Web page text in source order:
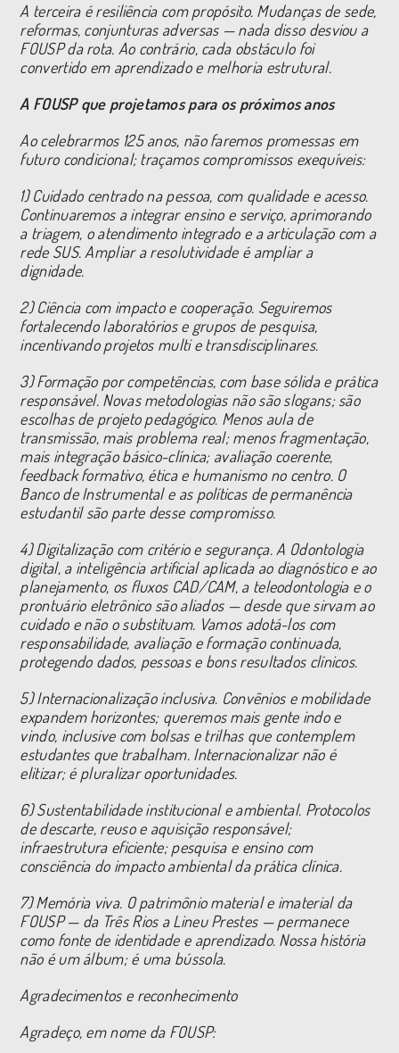
A terceira é resiliência com propósito. Mudanças de sede,
reformas, conjunturas adversas — nada disso desviou a
FOUSP da rota. Ao contrário, cada obstáculo foi
convertido em aprendizado e melhoria estrutural.
A FOUSP que projetamos para os próximos anos
Ao celebrarmos 125 anos, não faremos promessas em
futuro condicional; traçamos compromissos exequíveis:
1) Cuidado centrado na pessoa, com qualidade e acesso.
Continuaremos a integrar ensino e serviço, aprimorando
a triagem, o atendimento integrado e a articulação com a
rede SUS. Ampliar a resolutividade é ampliar a
dignidade.
2) Ciência com impacto e cooperação. Seguiremos
fortalecendo laboratórios e grupos de pesquisa,
incentivando projetos multi e transdisciplinares.
3) Formação por competências, com base sólida e prática
responsável. Novas metodologias não são slogans; são
escolhas de projeto pedagógico. Menos aula de
transmissão, mais problema real; menos fragmentação,
mais integração básico-clínica; avaliação coerente,
feedback formativo, ética e humanismo no centro. O
Banco de Instrumental e as políticas de permanência
estudantil são parte desse compromisso.
4) Digitalização com critério e segurança. A Odontologia
digital, a inteligência artificial aplicada ao diagnóstico e ao
planejamento, os fluxos CAD/CAM, a teleodontologia e o
prontuário eletrônico são aliados — desde que sirvam ao
cuidado e não o substituam. Vamos adotá-los com
responsabilidade, avaliação e formação continuada,
protegendo dados, pessoas e bons resultados clínicos.
5) Internacionalização inclusiva. Convênios e mobilidade
expandem horizontes; queremos mais gente indo e
vindo, inclusive com bolsas e trilhas que contemplem
estudantes que trabalham. Internacionalizar não é
elitizar; é pluralizar oportunidades.
6) Sustentabilidade institucional e ambiental. Protocolos
de descarte, reuso e aquisição responsável;
infraestrutura eficiente; pesquisa e ensino com
consciência do impacto ambiental da prática clínica.
7) Memória viva. O patrimônio material e imaterial da
FOUSP — da Três Rios a Lineu Prestes — permanece
como fonte de identidade e aprendizado. Nossa história
não é um álbum; é uma bússola.
Agradecimentos e reconhecimento
Agradeço, em nome da FOUSP: